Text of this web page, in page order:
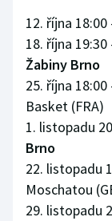
Veslování
Vodní slalom
Volejbal
Ostatní
12. října 18:00
18. října
Žabiny Brno
25. října 18:00
Basket (FRA)
1. listopadu
Brno
22. listopadu
Moschatou
29. listopadu